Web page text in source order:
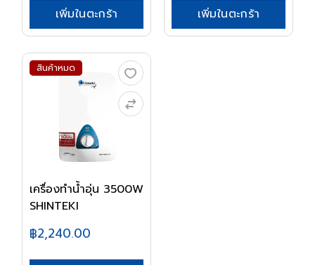
เพิ่มในตะกร้า เพิ่มในตะกร้า
สินค้าหมด
เครื่องทำน้ำอุ่น 3500W
SHINTEKI
฿2,240.00